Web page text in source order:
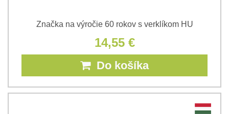
Značka na výročie 60 rokov s verklíkom HU
14,55 €
Do košíka